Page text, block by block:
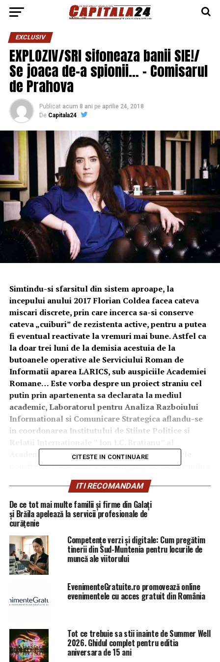
EXCLUSIV
EXPLOZIV/SRI sifoneaza banii SIE!/
Se joaca de-a spionii… – Comisarul
de Prahova
Publicat acum 8 ani pe aprilie 24, 2018
De Capitala24
Simtindu-si sfarsitul din sistem aproape, la
incepului anului 2017 Florian Coldea facea cateva
miscari discrete, prin care incerca sa-si conserve
cateva „cuiburi” de rezistenta active, pentru a putea
fi eventual reactivate la vremuri mai bune. Astfel ca
la doar trei luni de la demisia acestuia de la
butoanele operative ale Serviciului Roman de
Informatii aparea LARICS, sub auspiciile Academiei
Romane… Este vorba despre un proiect straniu cel
putin prin apartenenta sa declarata la mediul
academic, Laboratorul pentru Analiza Razboiului
Informational si Comunicare Strategica aflandu-se
in coordonarea Institutului de Stiinte Politice si
Academiei Romane. Iar dupa cum sustin sursele
noastre, la constituirea acestui grup de lucru condus
de Dan Dungaciu si format din „experti apropiati
zonei de securitate nationala si de comunicare”
precum fostii ministri de Externe Cristian
Diaconescu si Sergiu Celac ( seful Ceremonialului de
Stat pe vremea lui Ceausescu), ex-consilierii
prezidentiali pe probleme de securitatea nationala
Iulian Chifu si Dan Dima, analisti ca Antonia
Colibasanu, Petrisor Peiu, Cosmin Gusa sau Lucian
Mandruta principalul efort logistic i-a revenit
Mihaelei Nicola, fondatoarea atat de influentului
„The Group”…
acestui LARICS academic cu vadite preocupari de
structura contrainformativa, dar a facut acest lucru
dupa ce s-ar fi aflat si in spatele constituirii unui alt
CITESTE IN CONTINUARE
ITI RECOMANDAM
De ce tot mai multe familii și firme din Galați
și Brăila apelează la servicii profesionale de
curățenie
Competențe verzi și digitale: Cum pregătim
tinerii din Sud-Muntenia pentru locurile de
muncă ale viitorului
EvenimenteGratuite.ro promovează online
evenimentele cu acces gratuit din România
Tot ce trebuie sa stii inainte de Summer Well
2026. Ghidul complet pentru editia
aniversara de 15 ani